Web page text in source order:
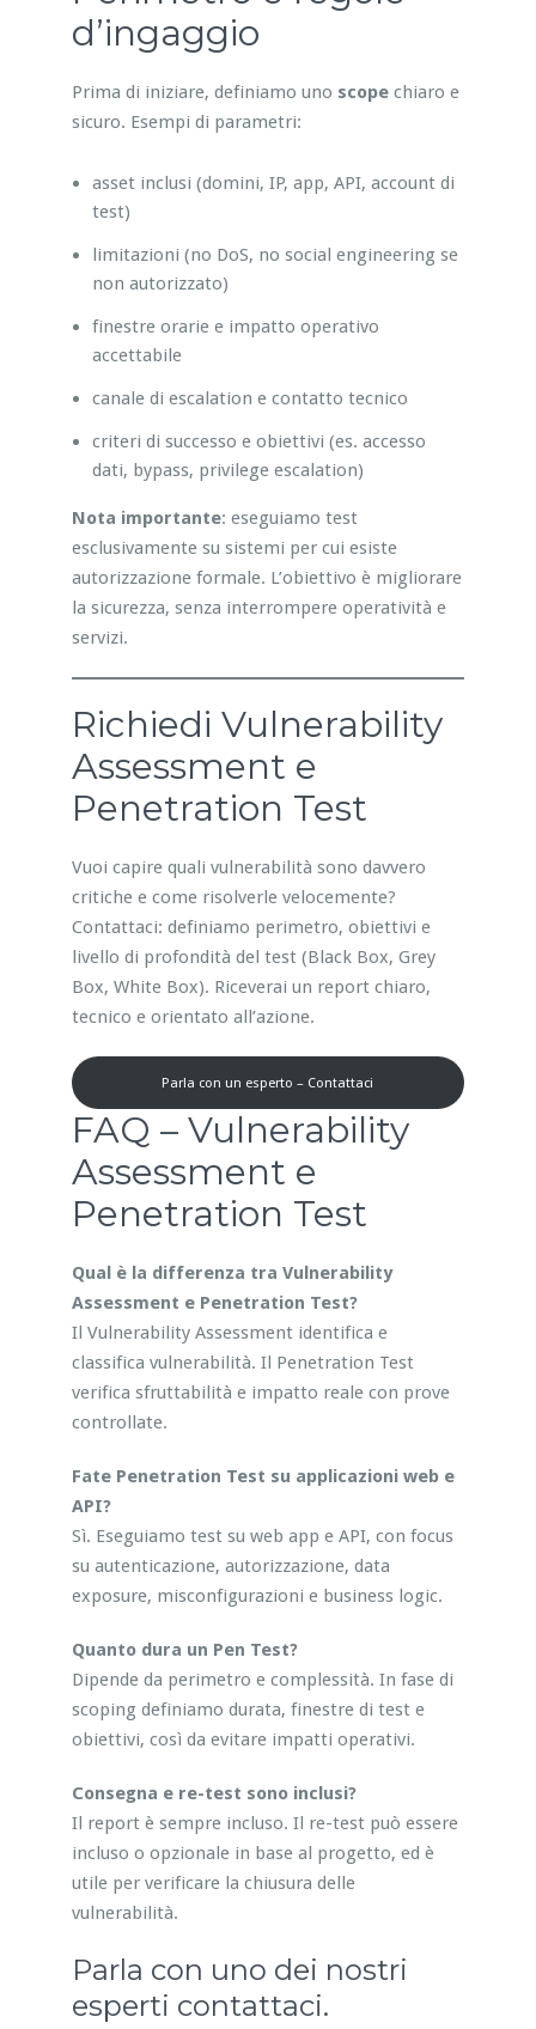
d’ingaggio
Prima di iniziare, definiamo uno scopechiaro e
sicuro. Esempi di parametri:
asset inclusi (domini, IP, app, API, account di
test)
limitazioni (no DoS, no social engineering se
non autorizzato)
finestre orarie e impatto operativo
accettabile
canale di escalation e contatto tecnico
criteri di successo e obiettivi (es. accesso
dati, bypass, privilege escalation)
Nota importante: eseguiamo test
esclusivamente su sistemi per cui esiste
autorizzazione formale. L’obiettivo è migliorare
la sicurezza, senza interrompere operatività e
servizi.
Richiedi Vulnerability
Assessment e
Penetration Test
Vuoi capire quali vulnerabilità sono davvero
critiche e come risolverle velocemente?
Contattaci: definiamo perimetro, obiettivi e
livello di profondità del test (Black Box, Grey
Box, White Box). Riceverai un report chiaro,
tecnico e orientato all’azione.
Parla con un esperto – Contattaci
FAQ – Vulnerability
Assessment e
Penetration Test
Qual è la differenza tra Vulnerability
Assessment e Penetration Test?
Il Vulnerability Assessment identifica e
classifica vulnerabilità. Il Penetration Test
verifica sfruttabilità e impatto reale con prove
controllate.
Fate Penetration Test su applicazioni web e
API?
Sì. Eseguiamo test su web app e API, con focus
su autenticazione, autorizzazione, data
exposure, misconfigurazioni e business logic.
Quanto dura un Pen Test?
Dipende da perimetro e complessità. In fase di
scoping definiamo durata, finestre di test e
obiettivi, così da evitare impatti operativi.
Consegna e re-test sono inclusi?
Il report è sempre incluso. Il re-test può essere
incluso o opzionale in base al progetto, ed è
utile per verificare la chiusura delle
vulnerabilità.
Parla con uno dei nostri
esperti contattaci.